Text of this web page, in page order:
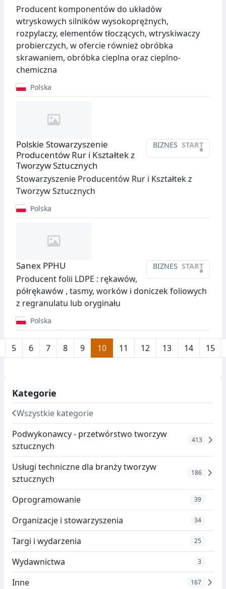
Producent komponentów do układów
wtryskowych silników wysokoprężnych,
rozpylaczy, elementów tłoczących, wtryskiwaczy
probierczych, w ofercie również obróbka
skrawaniem, obróbka cieplna oraz cieplno-
chemiczna
Polska
BIZNES START
•
Polskie Stowarzyszenie
Producentów Rur i Kształtek z
Tworzyw Sztucznych
Stowarzyszenie Producentów Rur i Kształtek z
Tworzyw Sztucznych
Polska
BIZNES START
•
Sanex PPHU
Producent folii LDPE : rękawów,
półrękawów , tasmy, worków i doniczek foliowych
z regranulatu lub oryginału
Polska
5 6 7 8 9 10 11 12 13 14 15
Kategorie
Wszystkie kategorie
Podwykonawcy - przetwórstwo tworzyw
sztucznych
413
Usługi techniczne dla branży tworzyw
sztucznych
186
Oprogramowanie 39
Organizacje i stowarzyszenia 34
Targi i wydarzenia 25
Wydawnictwa 3
Inne 167